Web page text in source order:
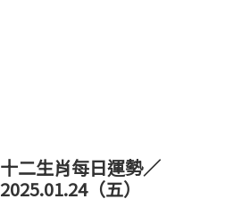
十二生肖每日運勢／
2025.01.24（五）